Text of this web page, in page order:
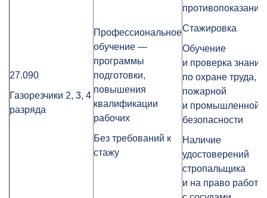
27.090
Газорезчики 2, 3, 4
разряда
Профессиональное
обучение —
программы
подготовки,
повышения
квалификации
рабочих
Без требований к
стажу
противопоказаний
Стажировка
Обучение
и проверка знаний
по охране труда,
пожарной
и промышленной
безопасности
Наличие
удостоверений
стропальщика
и на право работы